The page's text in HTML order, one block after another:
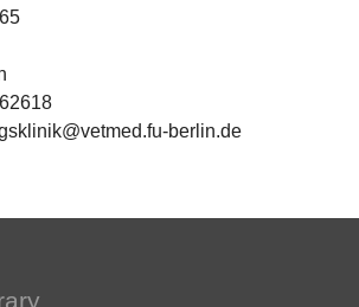
berlin.de